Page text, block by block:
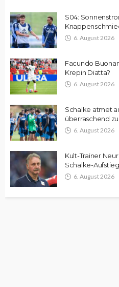
S04:
6. August 2026
Facundo
Krepin Diatta?
6. August 2026
Schalke atmet
überraschend
6. August 2026
Kult-Trainer
Schalke-
6. August 2026